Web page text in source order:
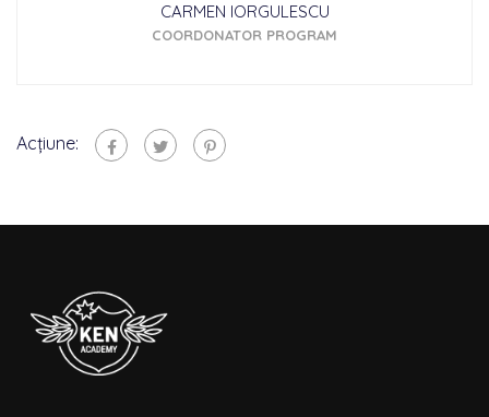
CARMEN IORGULESCU
COORDONATOR PROGRAM
Acțiune: